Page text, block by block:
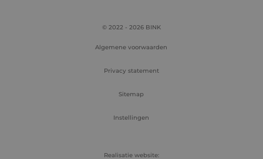
© 2022 - 2026 BINK
Algemene voorwaarden
Privacy statement
Sitemap
Instellingen
Realisatie website: